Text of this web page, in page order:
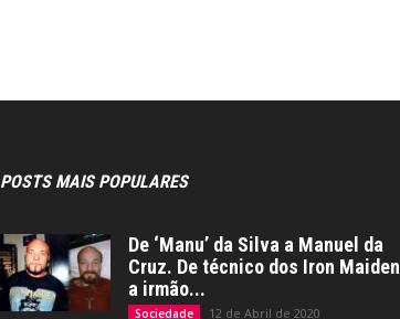
POSTS MAIS POPULARES
De ‘Manu’ da Silva a Manuel da
Cruz. De técnico dos Iron Maiden
a irmão...
Sociedade 12 de Abril de 2020